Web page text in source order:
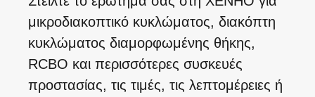
μικροδιακοπτικό κυκλώματος, διακόπτη
κυκλώματος διαμορφωμένης θήκης,
RCBO και περισσότερες συσκευές
προστασίας, τις τιμές, τις λεπτομέρειες ή